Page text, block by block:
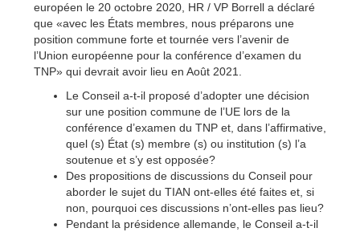
européen le 20 octobre 2020, HR / VP Borrell a déclaré
que «avec les États membres, nous préparons une
position commune forte et tournée vers l’avenir de
l’Union européenne pour la conférence d’examen du
TNP» qui devrait avoir lieu en Août 2021.
Le Conseil a-t-il proposé d’adopter une décision
sur une position commune de l’UE lors de la
conférence d’examen du TNP et, dans l’affirmative,
quel (s) État (s) membre (s) ou institution (s) l’a
soutenue et s’y est opposée?
Des propositions de discussions du Conseil pour
aborder le sujet du TIAN ont-elles été faites et, si
non, pourquoi ces discussions n’ont-elles pas lieu?
Pendant la présidence allemande, le Conseil a-t-il